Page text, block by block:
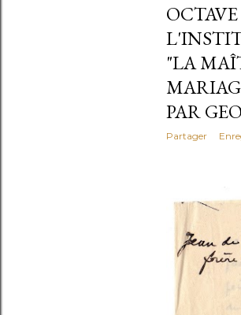
"LA
PAR
Partager